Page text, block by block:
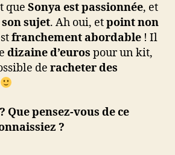
que Sonya est passionnée, et
sujet. Ah oui, etpoint non
franchement abordable ! Il
dizaine d’euros pour un kit,
de racheter des
Que pensez-vous de ce
?